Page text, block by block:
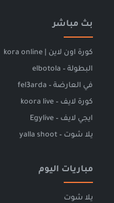
بث مباشر
كورة اون لاين | kora online
البطولة – elbotola
في العارضة – fel3arda
كورة لايف – koora live
ايجي لايف – Egylive
يلا شوت – yalla shoot
مباريات اليوم
يلا شوت